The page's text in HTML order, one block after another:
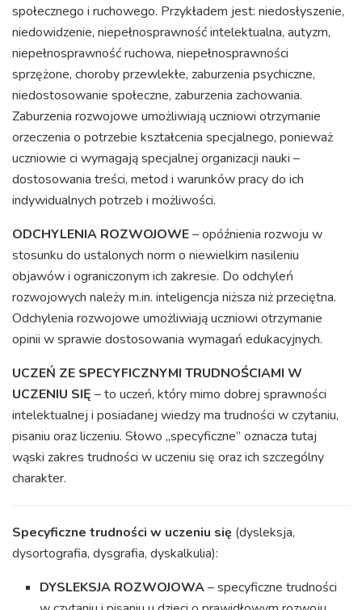
społecznego i ruchowego. Przykładem jest: niedosłyszenie,
niedowidzenie, niepełnosprawność intelektualna, autyzm,
niepełnosprawność ruchowa, niepełnosprawności
sprzężone, choroby przewlekłe, zaburzenia psychiczne,
niedostosowanie społeczne, zaburzenia zachowania.
Zaburzenia rozwojowe umożliwiają uczniowi otrzymanie
orzeczenia o potrzebie kształcenia specjalnego, ponieważ
uczniowie ci wymagają specjalnej organizacji nauki –
dostosowania treści, metod i warunków pracy do ich
indywidualnych potrzeb i możliwości.
ODCHYLENIA ROZWOJOWE– opóźnienia rozwoju w
stosunku do ustalonych norm o niewielkim nasileniu
objawów i ograniczonym ich zakresie. Do odchyleń
rozwojowych należy m.in. inteligencja niższa niż przeciętna.
Odchylenia rozwojowe umożliwiają uczniowi otrzymanie
opinii w sprawie dostosowania wymagań edukacyjnych.
UCZEŃ ZE SPECYFICZNYMI TRUDNOŚCIAMI W
UCZENIU SIĘ – to uczeń, który mimo dobrej sprawności
intelektualnej i posiadanej wiedzy ma trudności w czytaniu,
pisaniu oraz liczeniu. Słowo „specyficzne” oznacza tutaj
wąski zakres trudności w uczeniu się oraz ich szczególny
charakter.
Specyficzne trudności w uczeniu się (dysleksja,
dysortografia, dysgrafia, dyskalkulia):
DYSLEKSJA ROZWOJOWA– specyficzne trudności